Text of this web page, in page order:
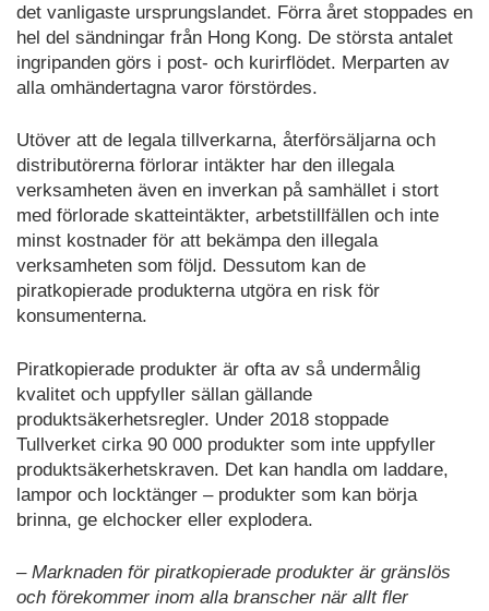
det vanligaste ursprungslandet. Förra året stoppades en
hel del sändningar från Hong Kong. De största antalet
ingripanden görs i post- och kurirflödet. Merparten av
alla omhändertagna varor förstördes.
Utöver att de legala tillverkarna, återförsäljarna och
distributörerna förlorar intäkter har den illegala
verksamheten även en inverkan på samhället i stort
med förlorade skatteintäkter, arbetstillfällen och inte
minst kostnader för att bekämpa den illegala
verksamheten som följd. Dessutom kan de
piratkopierade produkterna utgöra en risk för
konsumenterna.
Piratkopierade produkter är ofta av så undermålig
kvalitet och uppfyller sällan gällande
produktsäkerhetsregler. Under 2018 stoppade
Tullverket cirka 90 000 produkter som inte uppfyller
produktsäkerhetskraven. Det kan handla om laddare,
lampor och locktänger – produkter som kan börja
brinna, ge elchocker eller explodera.
– Marknaden för piratkopierade produkter är gränslös
och förekommer inom alla branscher när allt fler